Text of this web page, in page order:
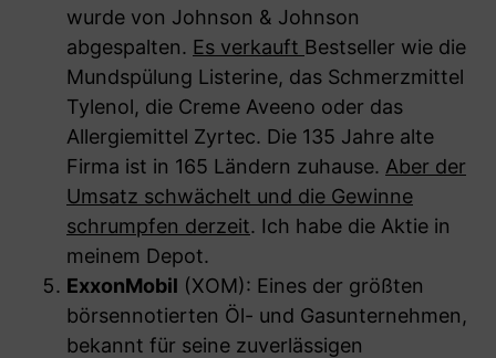
wurde von Johnson & Johnson
abgespalten. Es verkauft Bestseller wie die
Mundspülung Listerine, das Schmerzmittel
Tylenol, die Creme Aveeno oder das
Allergiemittel Zyrtec. Die 135 Jahre alte
Firma ist in 165 Ländern zuhause. Aber der
Umsatz schwächelt und die Gewinne
schrumpfen derzeit. Ich habe die Aktie in
meinem Depot.
ExxonMobil (XOM): Eines der größten
börsennotierten Öl- und Gasunternehmen,
bekannt für seine zuverlässigen